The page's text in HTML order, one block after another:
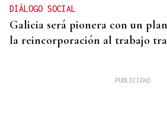
DIÁLOGO SOCIAL
Galicia será pionera con un
la reincorporación al trabajo